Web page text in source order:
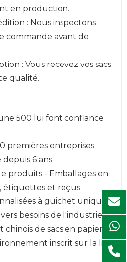
en production.
: Nous inspectons
commande avant de
: Vous recevez vos sacs
qualité.
500 lui font confiance
premières entreprises
depuis 6 ans
produits - Emballages en
étiquettes et reçus.
à guichet unique -
besoins de l'industrie.
chinois de sacs en papier
inscrit sur la liste